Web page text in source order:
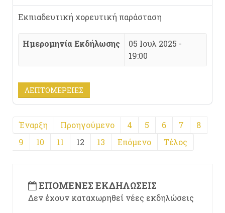
Εκπιαδευτική χορευτική παράσταση
Ημερομηνία Εκδήλωσης
05 Ιουλ 2025 -
19:00
ΛΕΠΤΟΜΈΡΕΙΕΣ
Έναρξη Προηγούμενο 4 5 6 7
8
9
10 11 12 13 Επόμενο Τέλος
ΕΠΌΜΕΝΕΣ ΕΚΔΗΛΏΣΕΙΣ
Δεν έχουν καταχωρηθεί νέες εκδηλώσεις